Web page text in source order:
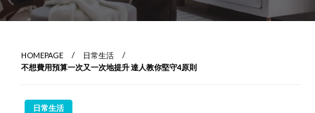
HOMEPAGE
日常生活
不想費用預算一次又一次地提升 達人教你堅守4原則
日常生活